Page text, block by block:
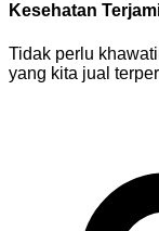
Kesehatan
Tidak perlu
yang kita jual